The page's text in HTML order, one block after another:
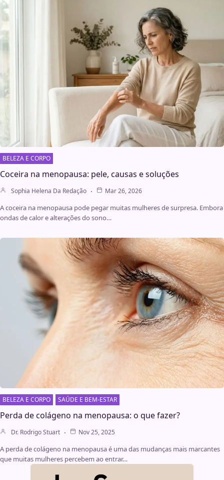
BELEZA E CORPO
Coceira na menopausa: pele, causas e soluções
Sophia Helena Da Redação Mar 26, 2026
A coceira na menopausa pode pegar muitas mulheres de surpresa. Embora
ondas de calor e alterações do sono…
BELEZA E CORPO SAÚDE E BEM-ESTAR
Perda de colágeno na menopausa: o que fazer?
Dr. Rodrigo Stuart Nov 25, 2025
A perda de colágeno na menopausa é uma das mudanças mais marcantes
que muitas mulheres percebem ao entrar…